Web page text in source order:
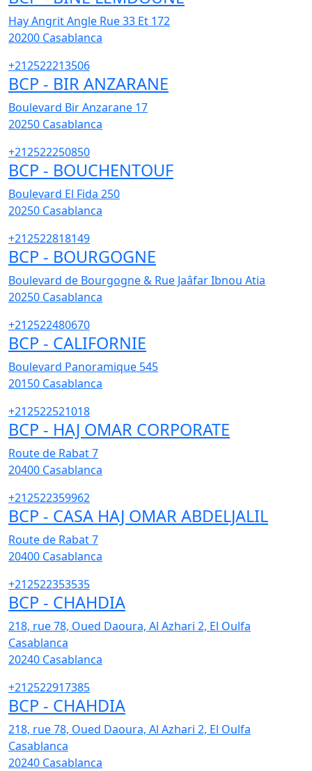
Hay Angrit Angle Rue 33 Et 172
20200 Casablanca
+212522213506
BCP - BIR ANZARANE
Boulevard Bir Anzarane 17
20250 Casablanca
+212522250850
BCP - BOUCHENTOUF
Boulevard El Fida 250
20250 Casablanca
+212522818149
BCP - BOURGOGNE
Boulevard de Bourgogne & Rue Jaâfar Ibnou Atia
20250 Casablanca
+212522480670
BCP - CALIFORNIE
Boulevard Panoramique 545
20150 Casablanca
+212522521018
BCP - HAJ OMAR CORPORATE
Route de Rabat 7
20400 Casablanca
+212522359962
BCP - CASA HAJ OMAR ABDELJALIL
Route de Rabat 7
20400 Casablanca
+212522353535
BCP - CHAHDIA
218, rue 78, Oued Daoura, Al Azhari 2, El Oulfa
Casablanca
20240 Casablanca
+212522917385
BCP - CHAHDIA
218, rue 78, Oued Daoura, Al Azhari 2, El Oulfa
Casablanca
20240 Casablanca